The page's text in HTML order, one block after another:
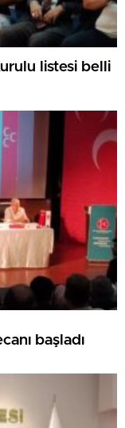
listesi belli
başladı